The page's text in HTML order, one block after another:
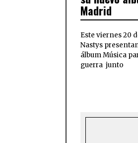
Madrid
Este viernes 20
Nastys
álbum Música
guerra junto